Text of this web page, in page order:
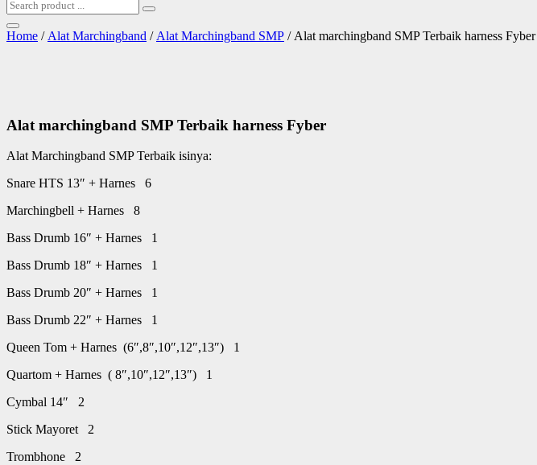
Home / Alat Marchingband / Alat Marchingband SMP / Alat marchingband SMP Terbaik harness Fyber
Alat marchingband SMP Terbaik harness Fyber
Alat Marchingband SMP Terbaik isinya:
Snare HTS 13″ + Harnes 6
Marchingbell + Harnes 8
Bass Drumb 16″ + Harnes 1
Bass Drumb 18″ + Harnes 1
Bass Drumb 20″ + Harnes 1
Bass Drumb 22″ + Harnes 1
Queen Tom + Harnes (6″,8″,10″,12″,13″) 1
Quartom + Harnes ( 8″,10″,12″,13″) 1
Cymbal 14″ 2
Stick Mayoret 2
Trombhone 2